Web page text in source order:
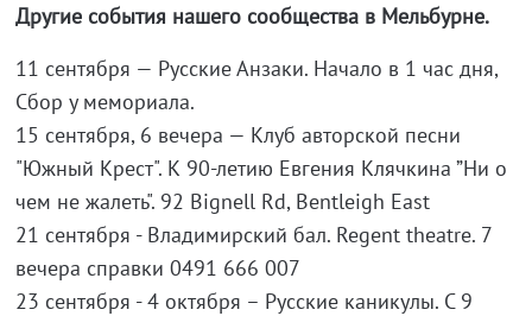
Другие события нашего сообщества в Мельбурне.
11 сентября — Русские Анзаки. Начало в 1 час дня,
Сбор у мемориала.
15 сентября, 6 вечера — Клуб авторской песни
"Южный Крест". К 90-летию Евгения Клячкина ”Ни о
чем не жалеть". 92 Bignell Rd, Bentleigh East
21 сентября - Владимирский бал. Regent theatre. 7
вечера справки 0491 666 007
23 сентября - 4 октября – Русские каникулы. С 9